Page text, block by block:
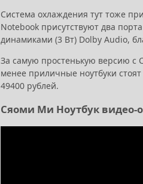
Система охлаждения тут тоже
Notebook присутствуют два
динамиками (3 Вт) Dolby Audio,
За самую простенькую версию с
менее приличные ноутбуки
49400 рублей.
Сяоми Ми Ноутбук видео-